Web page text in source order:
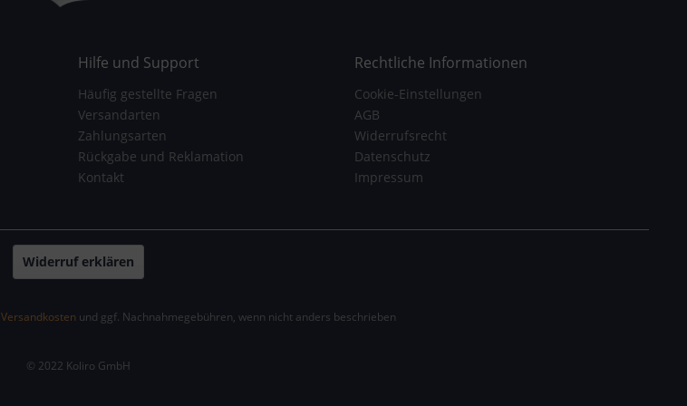
Hilfe und Support
Häufig gestellte Fragen
Versandarten
Zahlungsarten
Rückgabe und Reklamation
Kontakt
Rechtliche Informationen
Cookie-Einstellungen
AGB
Widerrufsrecht
Datenschutz
Impressum
Widerruf erklären
Versandkostenund ggf. Nachnahmegebühren, wenn nicht anders beschrieben
© 2022 Koliro GmbH